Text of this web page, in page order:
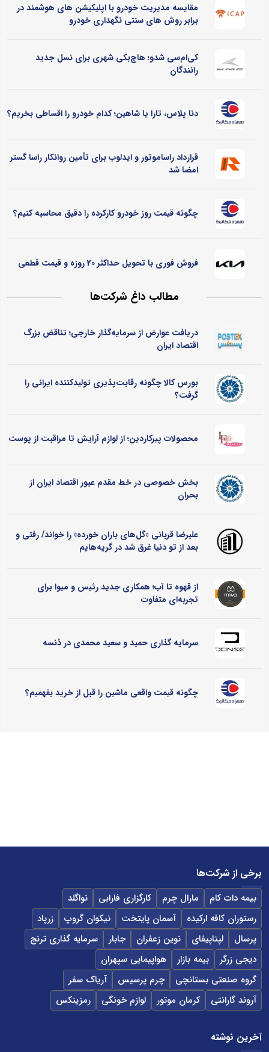
مقایسه مدیریت خودرو با اپلیکیشن های هوشمند در
برابر روش های سنتی نگهداری خودرو
کی‌ام‌سی شدو؛ هاچ‌بکی شهری برای نسل جدید
رانندگان
دنا پلاس، تارا یا شاهین؛ کدام خودرو را اقساطی بخریم؟
قرارداد راساموتور و ایدلوب برای تأمین روانکار راسا گستر
امضا شد
چگونه قیمت روز خودرو کارکرده را دقیق محاسبه کنیم؟
فروش فوری با تحویل حداکثر 20 روزه و قیمت قطعی
مطالب داغ شرکت‌ها
دریافت عوارض از سرمایه‌گذار خارجی؛ تناقض بزرگ
اقتصاد ایران
بورس کالا چگونه رقابت‌پذیری تولیدکننده ایرانی را
گرفت؟
محصولات پیرکاردین؛ از لوازم آرایش تا مراقبت از پوست
بخش خصوصی در خط مقدم عبور اقتصاد ایران از
بحران
علیرضا قربانی «گل‌های باران خورده» را خواند/ رفتی و
بعد از تو دنیا غرق شد در گریه‌هایم
از قهوه تا آب؛ همکاری جدید رئیس و میوا برای
تجربه‌ای متفاوت
سرمایه گذاری حمید و سعید محمدی در دُنسه
چگونه قیمت واقعی ماشین را قبل از خرید بفهمیم؟
برخی از شرکت‌ها
بیمه دات کام مارال چرم کارگزاری فارابی
نواگلد
رستوران کافه ارکیده
آسمان پایتخت نیکوان گروپ
زرپاد
پرسال
لپتاپیفای نوین زعفران جابار
سرمایه گذاری ترنج
دیجی زرگر
بیمه بازار
هواپیمایی سپهران
گروه صنعتی بستانچی
چرم پرسیس
آریاک سفر
آروند گارانتی
کرمان موتور لوازم خونگی رمزینکس
آخرین نوشته